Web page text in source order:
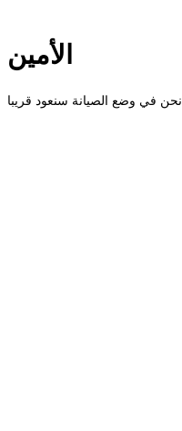
الأمين
نحن في وضع الصيانة سنعود قريبا